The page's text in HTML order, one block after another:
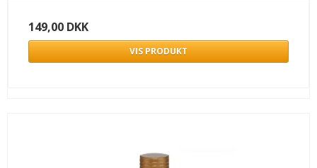
149,00 DKK
VIS PRODUKT